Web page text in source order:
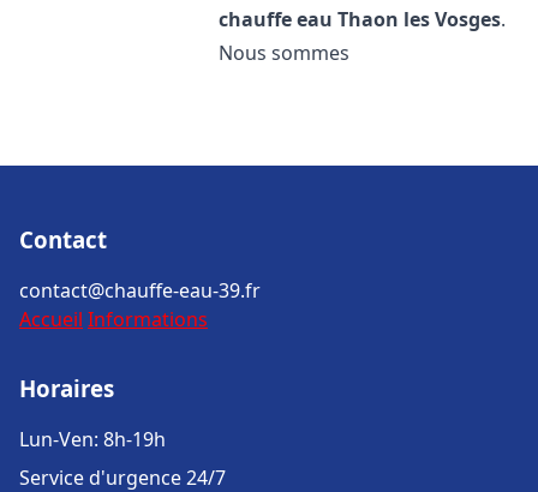
chauffe eau Thaon les Vosges.
Nous sommes
Contact
contact@chauffe-eau-39.fr
Accueil Informations
Horaires
Lun-Ven: 8h-19h
Service d'urgence 24/7